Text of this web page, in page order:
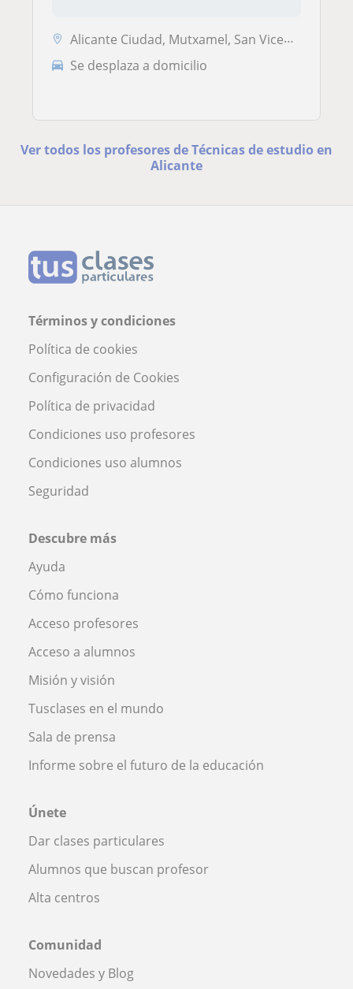
Alicante Ciudad, Mutxamel, San Vicente del Raspeig, Sant Joan D'Alacan...
Se desplaza a domicilio
Ver todos los profesores de Técnicas de estudio en
Alicante
Términos y condiciones
Política de cookies
Configuración de Cookies
Política de privacidad
Condiciones uso profesores
Condiciones uso alumnos
Seguridad
Descubre más
Ayuda
Cómo funciona
Acceso profesores
Acceso a alumnos
Misión y visión
Tusclases en el mundo
Sala de prensa
Informe sobre el futuro de la educación
Únete
Dar clases particulares
Alumnos que buscan profesor
Alta centros
Comunidad
Novedades y Blog